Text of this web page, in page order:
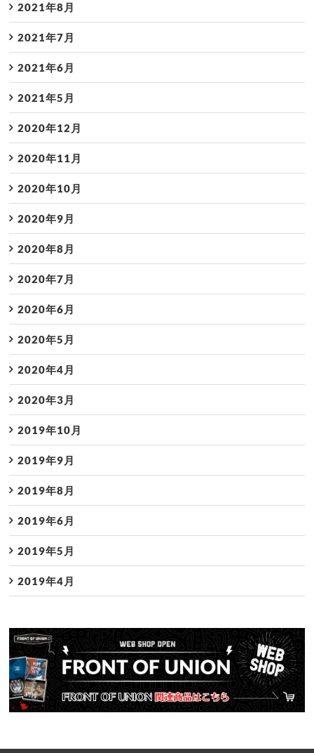
2021年8月
2021年7月
2021年6月
2021年5月
2020年12月
2020年11月
2020年10月
2020年9月
2020年8月
2020年7月
2020年6月
2020年5月
2020年4月
2020年3月
2019年10月
2019年9月
2019年8月
2019年6月
2019年5月
2019年4月